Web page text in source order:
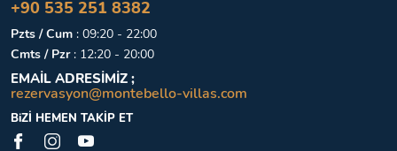
+90 535 251 8382
Pzts / Cum : 09:20 - 22:00
Cmts / Pzr : 12:20 - 20:00
EMAİL ADRESİMİZ ;
rezervasyon@montebello-villas.com
BiZİ HEMEN TAKİP ET